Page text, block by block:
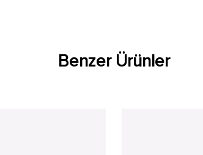
Benzer Ürünler